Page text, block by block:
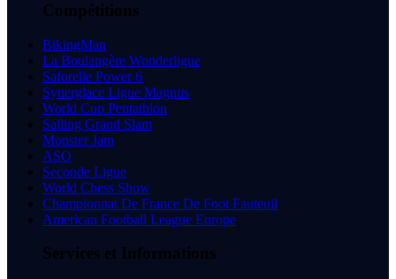
Compétitions
BikingMan
La Boulangère Wonderligue
Saforelle Power 6
Synerglace Ligue Magnus
World Cup Pentathlon
Sailing Grand Slam
Monster Jam
ASO
Seconde Ligue
World Chess Show
Championnat De France De Foot Fauteuil
American Football League Europe
Services et Informations